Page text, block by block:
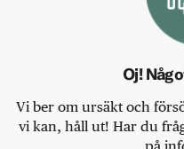
Oj!
Vi ber om ursäkt och
vi kan, håll ut! Har du